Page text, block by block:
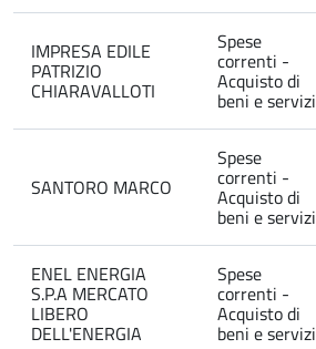
IMPRESA EDILE
PATRIZIO
CHIARAVALLOTI
Spese
correnti -
Acquisto di
beni e servizi
SANTORO MARCO
Spese
correnti -
Acquisto di
beni e servizi
ENEL ENERGIA
S.P.A MERCATO
LIBERO
DELL'ENERGIA
Spese
correnti -
Acquisto di
beni e servizi